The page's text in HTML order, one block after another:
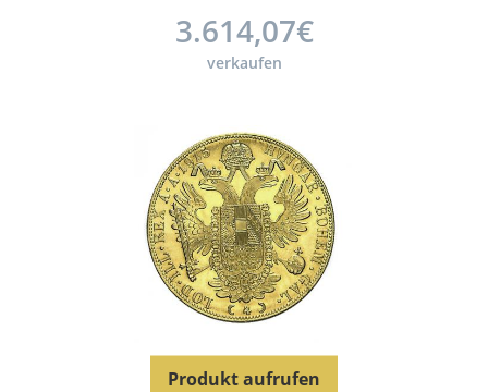
3.614,07€
verkaufen
Produkt aufrufen